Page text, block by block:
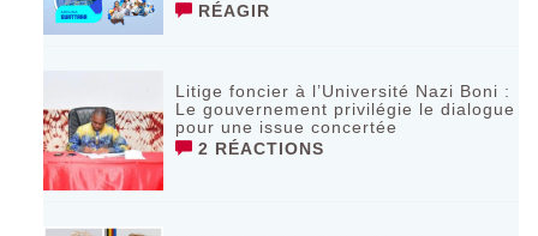
RÉAGIR
Litige foncier à l’Université Nazi Boni :
Le gouvernement privilégie le dialogue
pour une issue concertée
2 RÉACTIONS